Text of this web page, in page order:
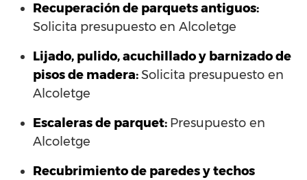
Recuperación de parquets antiguos:
Solicita presupuesto en Alcoletge
Lijado, pulido, acuchillado y barnizado de
pisos de madera:Solicita presupuesto en
Alcoletge
Escaleras de parquet: Presupuesto en
Alcoletge
Recubrimiento de paredes y techos